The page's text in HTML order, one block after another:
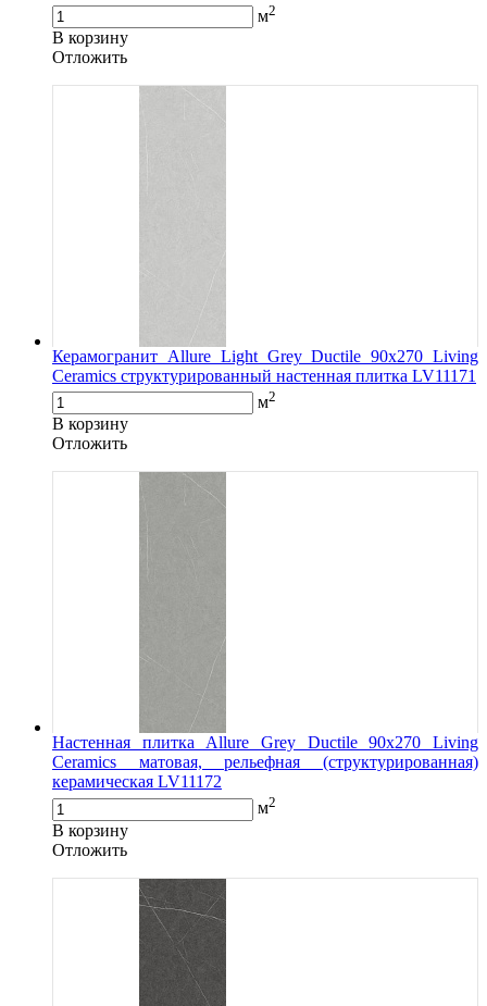
м2
В корзину
Oтложить
Керамогранит Allure Light Grey Ductile 90x270 Living
Ceramics структурированный настенная плитка LV11171
м2
В корзину
Oтложить
Настенная плитка Allure Grey Ductile 90x270 Living
Ceramics матовая, рельефная (структурированная)
керамическая LV11172
м2
В корзину
Oтложить